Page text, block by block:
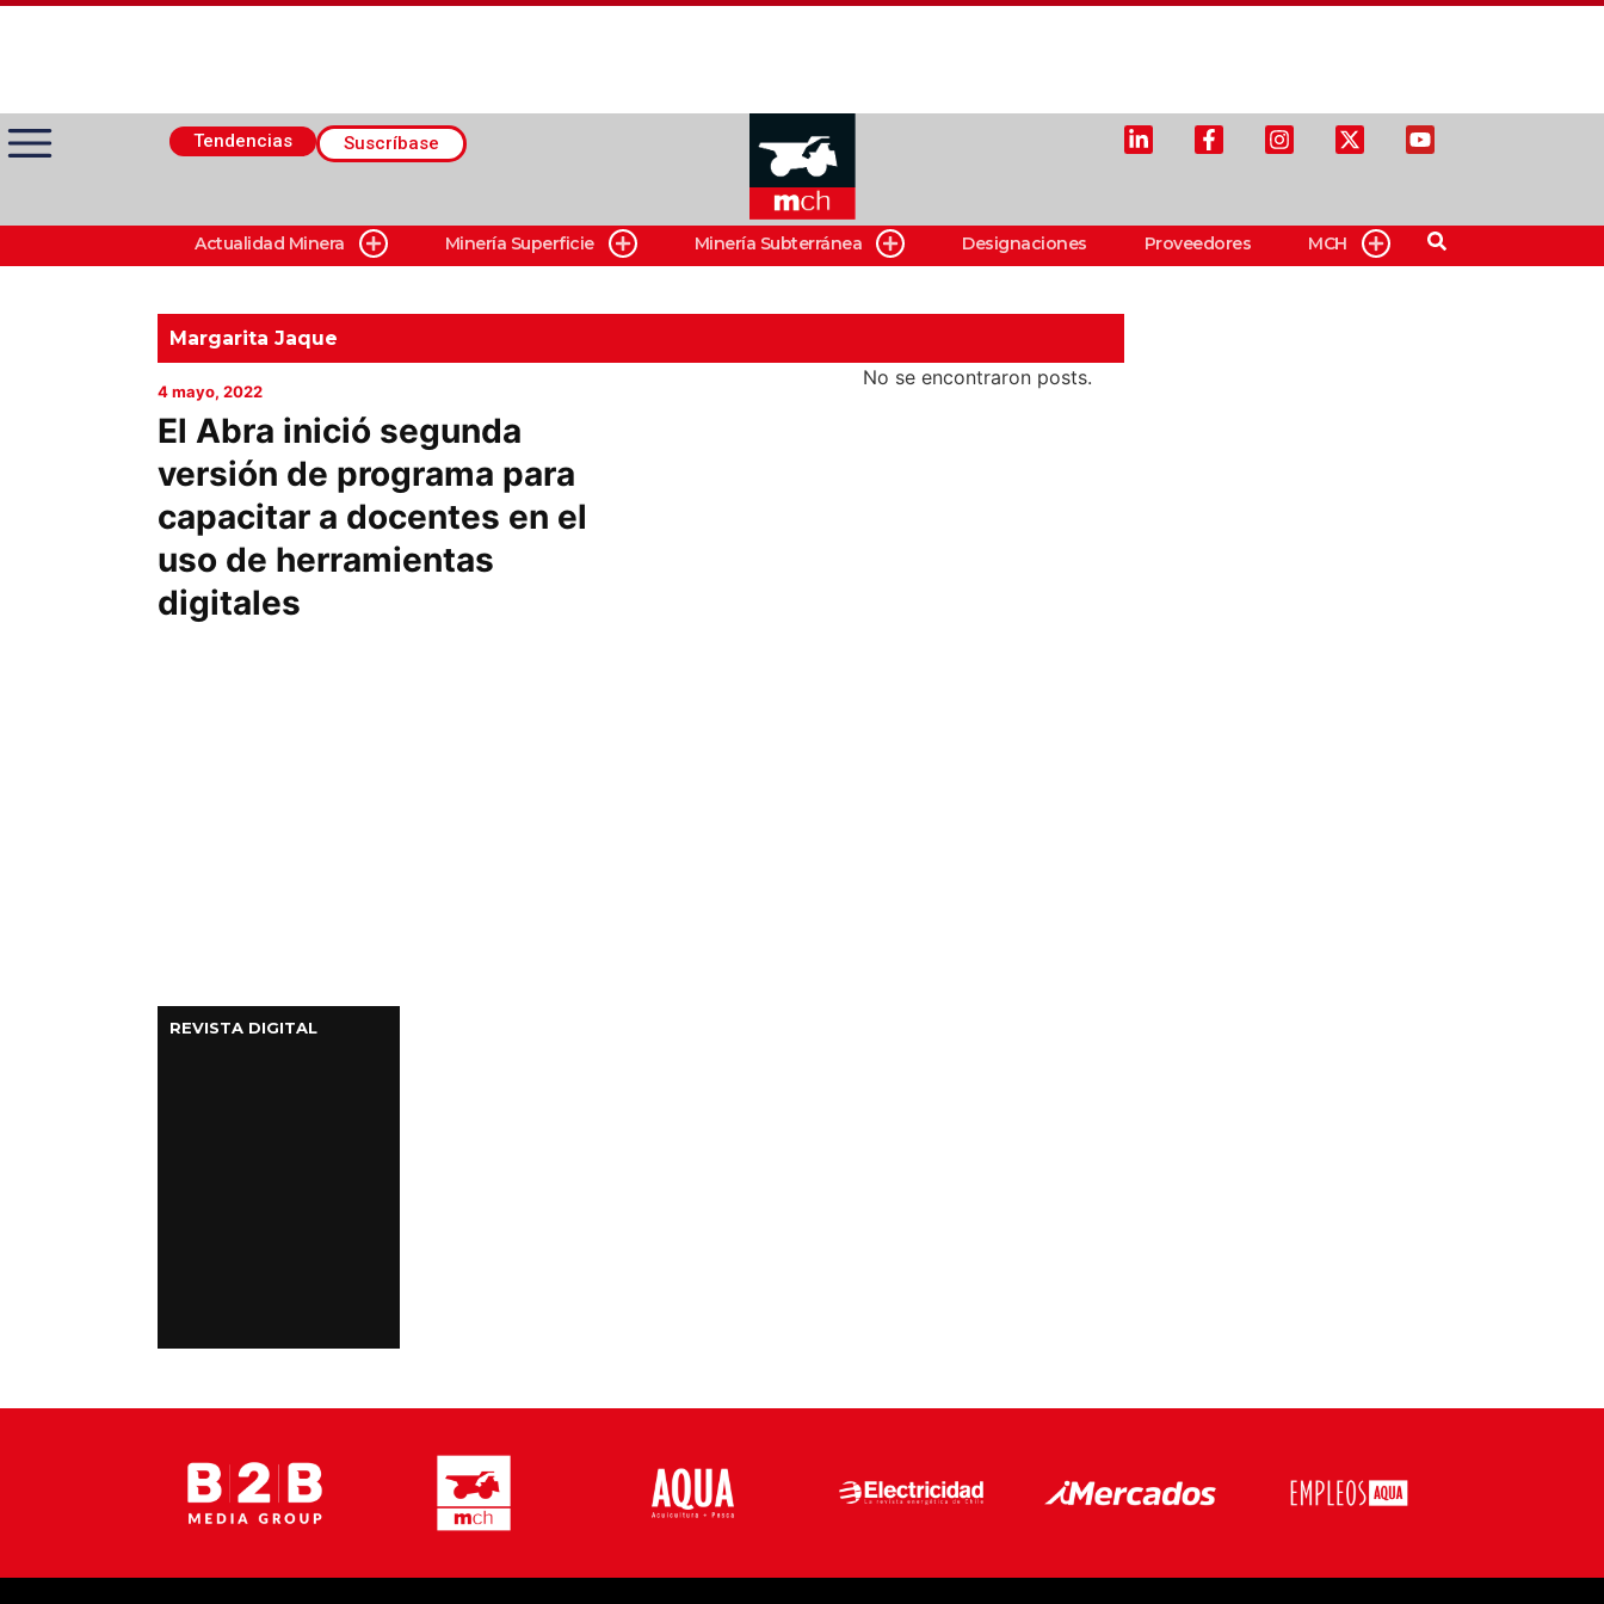
Tendencias Suscríbase
Actualidad Minera
Minería Superficie
Minerí­a Subterránea
Columnas de Opinión
Actualidad Minera Minería Superficie Minería Subterránea Designaciones Proveedores MCH
Margarita Jaque
4 mayo, 2022
El Abra inició segunda
versión de programa para
capacitar a docentes en el
uso de herramientas
digitales
No se encontraron posts.
REVISTA DIGITAL